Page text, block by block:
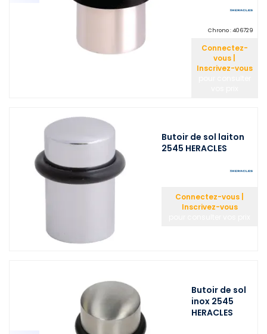
Chrono : 406729
Connectez-
vous |
Inscrivez-vous
Butoir de sol laiton
2545 HERACLES
Connectez-vous |
Inscrivez-vous
Butoir de sol
inox 2545
HERACLES